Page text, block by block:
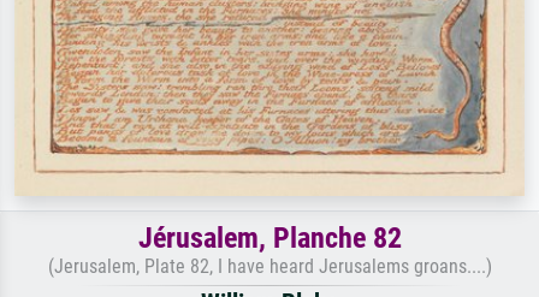
Jérusalem, Planche 82
(Jerusalem, Plate 82, I have heard Jerusalems groans....)